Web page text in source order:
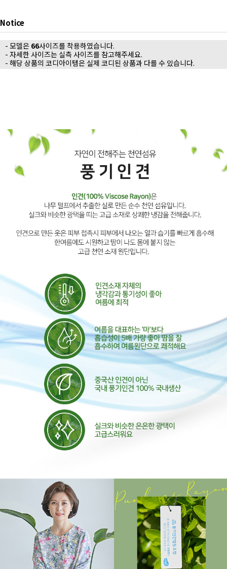
Notice
- 모델은 66사이즈를 착용하였습니다.
- 자세한 사이즈는 실측 사이즈를 참고해주세요.
- 해당 상품의 코디아이템은 실제 코디된 상품과 다를 수 있습니다.